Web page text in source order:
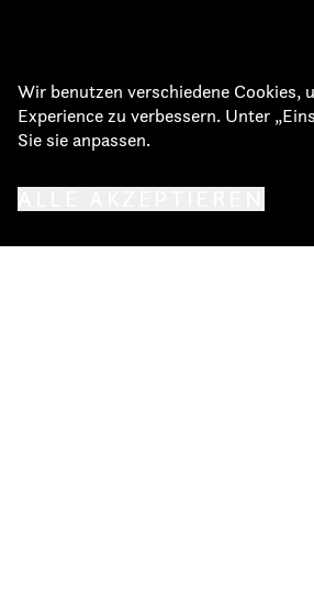
Wir benutzen verschiedene Cookies,
Experience zu verbessern. Unter
Sie sie anpassen.